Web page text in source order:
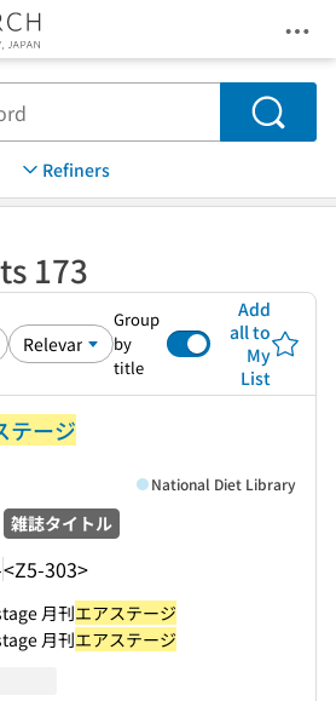
Search
Refiners
173
Group
by
title
Add
all to
My
List
テージ
雑誌タイトル
<Z5-303>
National Diet Library
月刊エアステージ
月刊エアステージ